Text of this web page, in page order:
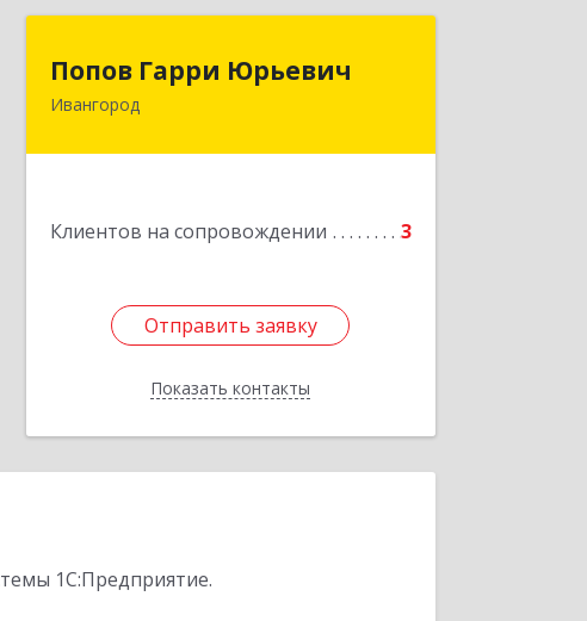
Попов Гарри Юрьевич
Ивангород
Клиентов на сопровождении 3
Отправить заявку
Показать контакты
Отправить заявку
Назад
1С:Предприятие.